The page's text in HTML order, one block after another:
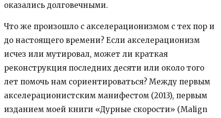
оказались долговечными.
Что же произошло с акселерационизмом с тех пор и
до настоящего времени? Если акселерационизм
исчез или мутировал, может ли краткая
реконструкция последних десяти или около того
лет помочь нам сориентироваться? Между первым
акселерационистским манифестом (2013), первым
изданием моей книги «Дурные скорости» (Malign